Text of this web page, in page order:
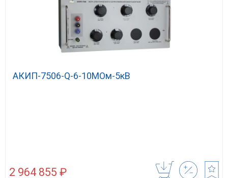
АКИП-7506-Q-6-10МОм-5кВ
2 964 855 ₽